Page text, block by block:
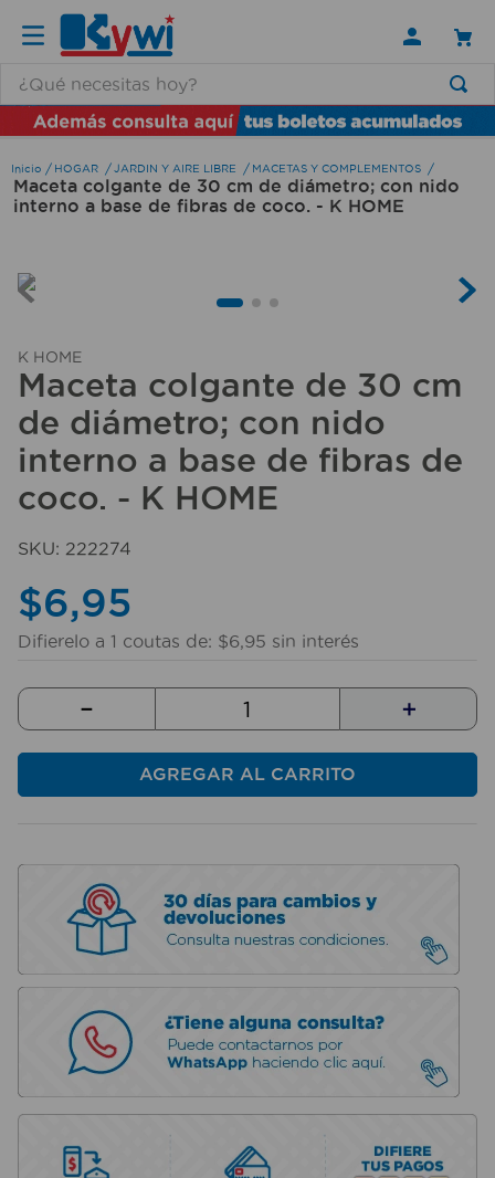
HOGAR JARDIN Y AIRE LIBRE MACETAS Y COMPLEMENTOS
Maceta colgante de 30 cm de diámetro; con nido
interno a base de fibras de coco. - K HOME
K HOME
Maceta colgante de 30 cm
de diámetro; con nido
interno a base de fibras de
coco. - K HOME
SKU: 222274
$6,95
Difierelo a 1 coutas de: $6,95 sin interés
＋
－
AGREGAR AL CARRITO
TÉRMINOS MÁS BUSCADOS
1 .
lamparas
2.
ducha
4.
6
organizador
7.
aspiradora
8.
cerradura
9 .
taladro
10. mesa